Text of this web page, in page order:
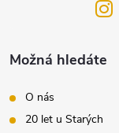
Možná hledáte
O nás
20 let u Starých